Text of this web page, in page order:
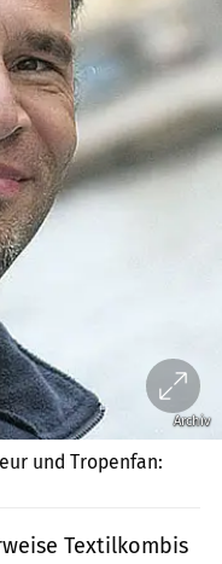
Archiv
und Tropenfan:
Textilkombis